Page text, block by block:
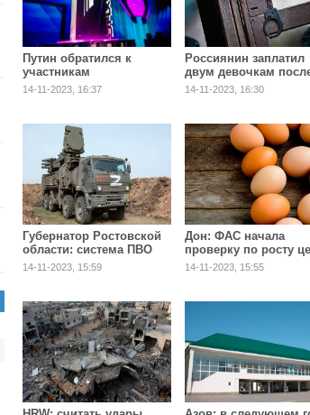
Путин обратился к
участникам
мероприятия «100 дней
до Игр будущего»
14-11-2023, 16:37
Россиянин заплатил
двум девочкам
домогательств и
получил 16 лет
14-11-2023, 16:30
Губернатор Ростовской
области: система ПВО
вновь отработала по
14-11-2023, 15:59
Дон: ФАС начала
проверку по росту
на яйца
14-11-2023, 15:55